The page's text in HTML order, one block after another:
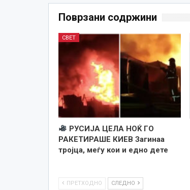
Поврзани содржини
СВЕТ
РУСИЈА ЦЕЛА НОЌ ГО
РАКЕТИРАШЕ КИЕВ Загинаа
тројца, меѓу кои и едно дете
ПРЕТХОДНО СЛЕДНО